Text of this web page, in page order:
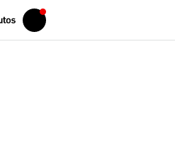
Iniciar
sesión